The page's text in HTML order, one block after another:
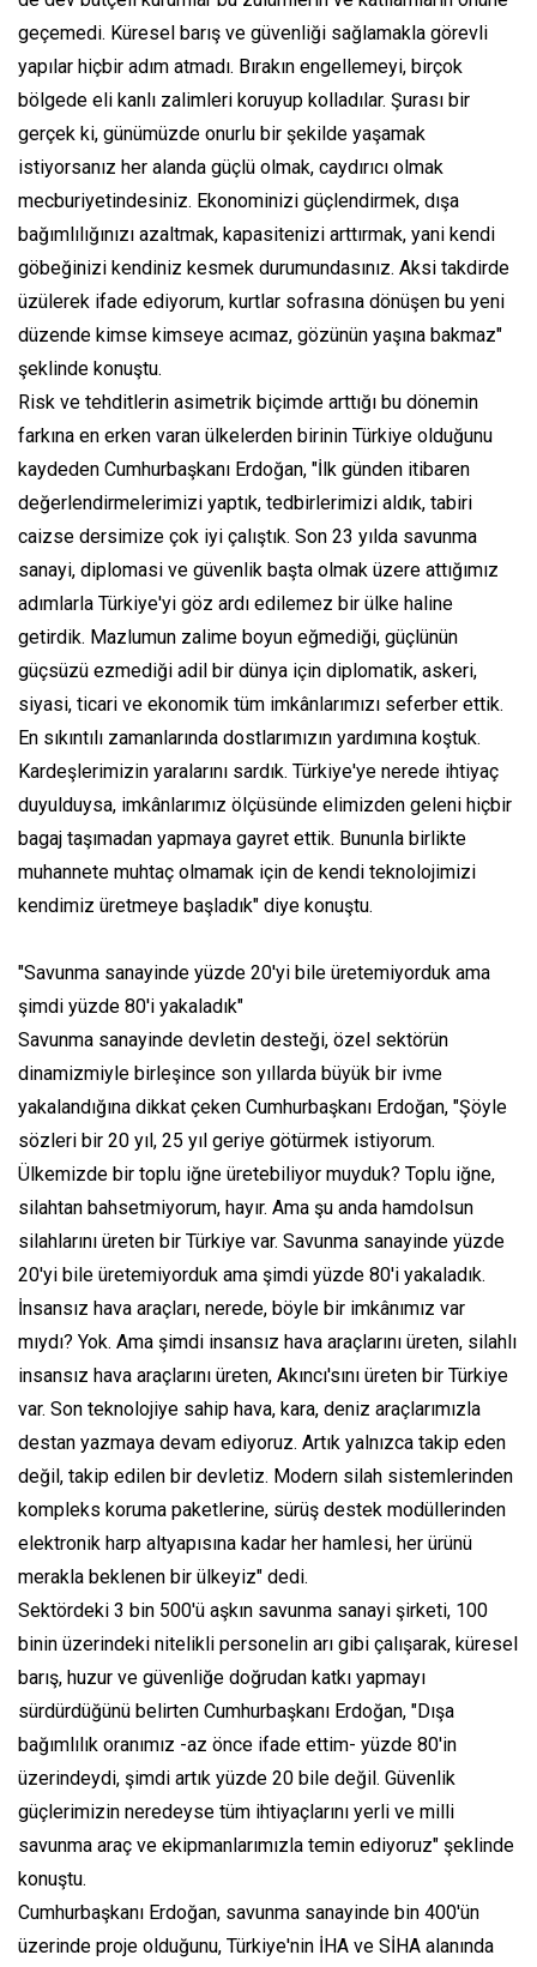
geçemedi. Küresel barış ve güvenliği sağlamakla görevli
yapılar hiçbir adım atmadı. Bırakın engellemeyi, birçok
bölgede eli kanlı zalimleri koruyup kolladılar. Şurası bir
gerçek ki, günümüzde onurlu bir şekilde yaşamak
istiyorsanız her alanda güçlü olmak, caydırıcı olmak
mecburiyetindesiniz. Ekonominizi güçlendirmek, dışa
bağımlılığınızı azaltmak, kapasitenizi arttırmak, yani kendi
göbeğinizi kendiniz kesmek durumundasınız. Aksi takdirde
üzülerek ifade ediyorum, kurtlar sofrasına dönüşen bu yeni
düzende kimse kimseye acımaz, gözünün yaşına bakmaz"
şeklinde konuştu.
Risk ve tehditlerin asimetrik biçimde arttığı bu dönemin
farkına en erken varan ülkelerden birinin Türkiye olduğunu
kaydeden Cumhurbaşkanı Erdoğan, "İlk günden itibaren
değerlendirmelerimizi yaptık, tedbirlerimizi aldık, tabiri
caizse dersimize çok iyi çalıştık. Son 23 yılda savunma
sanayi, diplomasi ve güvenlik başta olmak üzere attığımız
adımlarla Türkiye'yi göz ardı edilemez bir ülke haline
getirdik. Mazlumun zalime boyun eğmediği, güçlünün
güçsüzü ezmediği adil bir dünya için diplomatik, askeri,
siyasi, ticari ve ekonomik tüm imkânlarımızı seferber ettik.
En sıkıntılı zamanlarında dostlarımızın yardımına koştuk.
Kardeşlerimizin yaralarını sardık. Türkiye'ye nerede ihtiyaç
duyulduysa, imkânlarımız ölçüsünde elimizden geleni hiçbir
bagaj taşımadan yapmaya gayret ettik. Bununla birlikte
muhannete muhtaç olmamak için de kendi teknolojimizi
kendimiz üretmeye başladık" diye konuştu.
"Savunma sanayinde yüzde 20'yi bile üretemiyorduk ama
şimdi yüzde 80'i yakaladık"
Savunma sanayinde devletin desteği, özel sektörün
dinamizmiyle birleşince son yıllarda büyük bir ivme
yakalandığına dikkat çeken Cumhurbaşkanı Erdoğan, "Şöyle
sözleri bir 20 yıl, 25 yıl geriye götürmek istiyorum.
Ülkemizde bir toplu iğne üretebiliyor muyduk? Toplu iğne,
silahtan bahsetmiyorum, hayır. Ama şu anda hamdolsun
silahlarını üreten bir Türkiye var. Savunma sanayinde yüzde
20'yi bile üretemiyorduk ama şimdi yüzde 80'i yakaladık.
İnsansız hava araçları, nerede, böyle bir imkânımız var
mıydı? Yok. Ama şimdi insansız hava araçlarını üreten, silahlı
insansız hava araçlarını üreten, Akıncı'sını üreten bir Türkiye
var. Son teknolojiye sahip hava, kara, deniz araçlarımızla
destan yazmaya devam ediyoruz. Artık yalnızca takip eden
değil, takip edilen bir devletiz. Modern silah sistemlerinden
kompleks koruma paketlerine, sürüş destek modüllerinden
elektronik harp altyapısına kadar her hamlesi, her ürünü
merakla beklenen bir ülkeyiz" dedi.
Sektördeki 3 bin 500'ü aşkın savunma sanayi şirketi, 100
binin üzerindeki nitelikli personelin arı gibi çalışarak, küresel
barış, huzur ve güvenliğe doğrudan katkı yapmayı
sürdürdüğünü belirten Cumhurbaşkanı Erdoğan, "Dışa
bağımlılık oranımız -az önce ifade ettim- yüzde 80'in
üzerindeydi, şimdi artık yüzde 20 bile değil. Güvenlik
güçlerimizin neredeyse tüm ihtiyaçlarını yerli ve milli
savunma araç ve ekipmanlarımızla temin ediyoruz" şeklinde
konuştu.
Cumhurbaşkanı Erdoğan, savunma sanayinde bin 400'ün
üzerinde proje olduğunu, Türkiye'nin İHA ve SİHA alanında